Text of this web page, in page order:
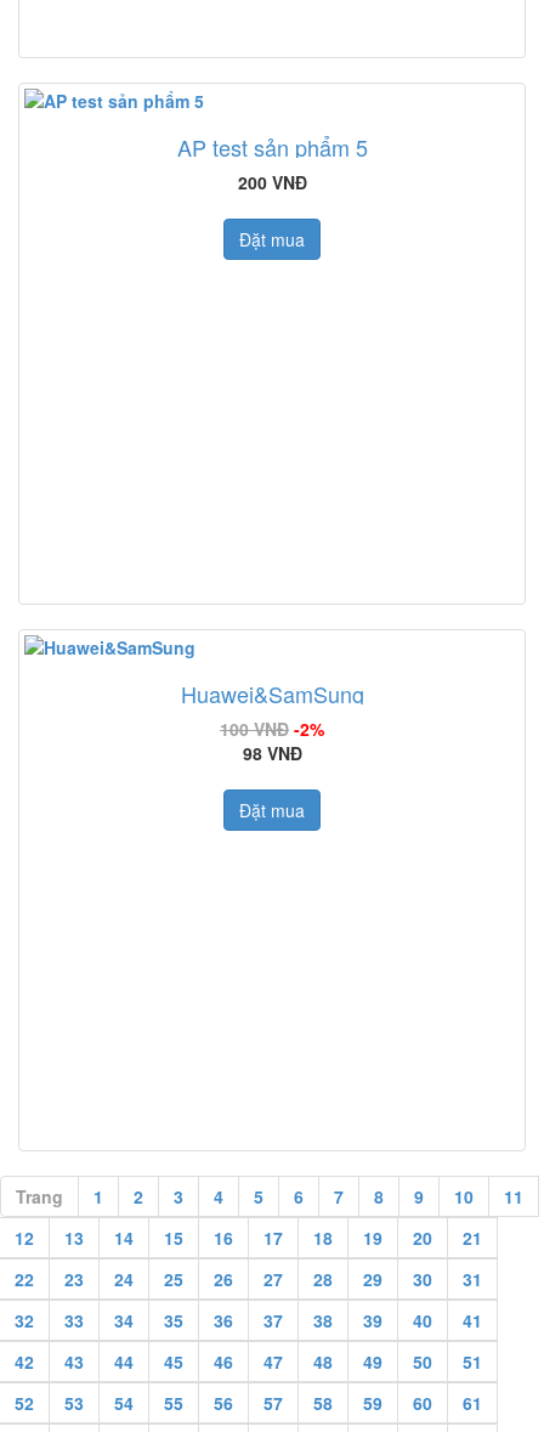
AP test sản phẩm 5
200 VNĐ
Đặt mua
Huawei&SamSung
100 VNĐ -2%
98 VNĐ
Đặt mua
Trang 1 2 3 4 5 6 7 8 9 10
11
12
13 14 15 16 17 18 19 20
21
22
23 24 25 26 27 28 29 30
31
32
33 34 35 36 37 38 39 40
41
42
43 44 45 46 47 48 49 50
51
52
53 54 55 56 57 58 59 60 61